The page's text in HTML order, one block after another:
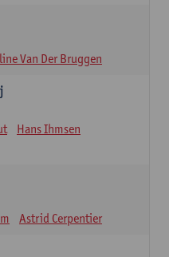
Van Der Bruggen
Hans Ihmsen
Astrid Cerpentier